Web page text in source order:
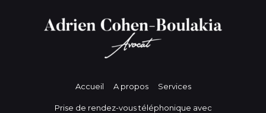
Accueil A propos Services
Prise de rendez-vous téléphonique avec